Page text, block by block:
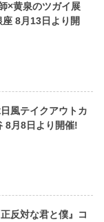
×黄泉のツガイ展
8月13日より開
風テイクアウトカ
8月8日より開催!
反対な君と僕』コ